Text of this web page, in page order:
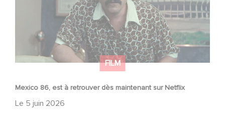
FILM
Mexico 86, est à retrouver dès maintenant sur Netflix
Le 5 juin 2026